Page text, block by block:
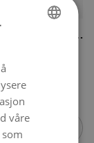
ENGLISH
våre